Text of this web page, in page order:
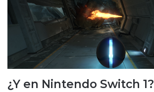
¿Y en Nintendo Switch 1?